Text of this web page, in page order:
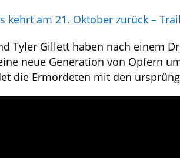
kehrt am 21. Oktober zurück –
Tyler Gillett haben nach einem
neue Generation von Opfern
die Ermordeten mit den